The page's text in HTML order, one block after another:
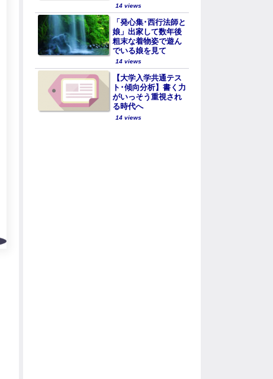
14 views
「発心集･西行法師と
娘」出家して数年後
粗末な着物姿で遊ん
でいる娘を見て
14 views
【大学入学共通テス
ト･傾向分析】書く力
がいっそう重視され
る時代へ
14 views